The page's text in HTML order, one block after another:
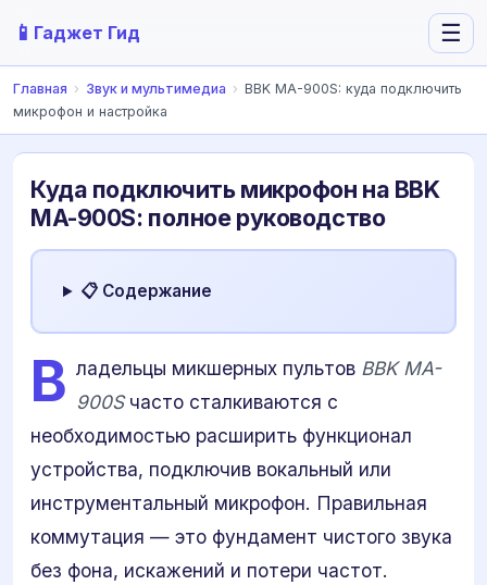
📱 Гаджет Гид ☰
Главная › Звук и мультимедиа › BBK MA-900S: куда подключить
микрофон и настройка
Куда подключить микрофон на BBK
MA-900S: полное руководство
📋 Содержание
В ладельцы микшерных пультов BBK MA-
900Sчасто сталкиваются с
необходимостью расширить функционал
устройства, подключив вокальный или
инструментальный микрофон. Правильная
коммутация — это фундамент чистого звука
без фона, искажений и потери частот.